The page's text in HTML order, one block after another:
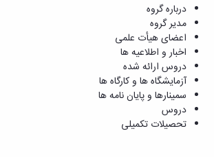
درباره گروه
مدیر گروه
اعضای هیأت علمی
اخبار و اطلاعیه ها
دروس ارائه شده
آزمایشگاه ها و کارگاه ها
سمینارها و پایان نامه ها
دروس
تحصیلات تکمیلی